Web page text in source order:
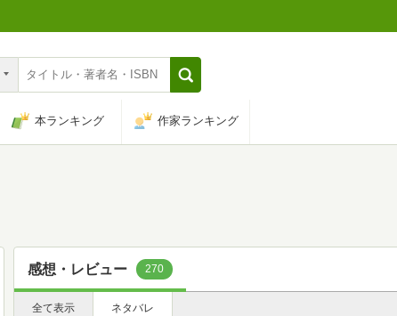
本ランキング 作家ランキング
感想・レビュー 270
全て表示 ネタバレ